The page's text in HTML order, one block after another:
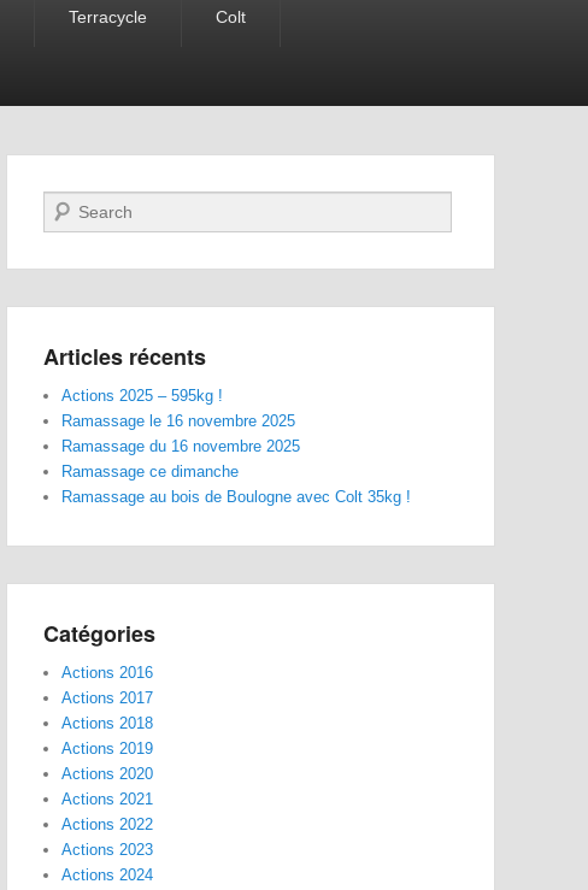
Terracycle Colt
Recherche
Articles récents
Actions 2025 – 595kg !
Ramassage le 16 novembre 2025
Ramassage du 16 novembre 2025
Ramassage ce dimanche
Ramassage au bois de Boulogne avec Colt 35kg !
Catégories
Actions 2016
Actions 2017
Actions 2018
Actions 2019
Actions 2020
Actions 2021
Actions 2022
Actions 2023
Actions 2024